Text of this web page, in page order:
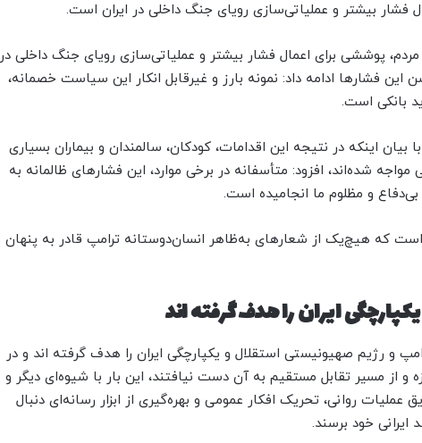
فشار بیشتر و عملیاتی‌سازی رویای جنگ داخلی در ایران است.
پوششی برای اعمال فشار بیشتر و عملیاتی‌سازی رویای جنگ داخلی در
فشارها ادامه داد: نمونه بارز و غیرقابل انکار این سیاست خصمانه،
بانکی است.
بیان اینکه در نتیجه این اقدامات، کودکان، سالمندان و بیماران بسیاری
مواجه شده‌اند، افزود: متأسفانه در برخی موارد، این فشارهای ظالمانه به
و مظلوم ما انجامیده است.
که هیچ‌یک از شعارهای به‌ظاهر انسان‌دوستانه ترامپ قادر به پنهان
ایران را هدف گرفته اند
و رژیم صهیونیستی استقلال و یکپارچگی ایران را هدف گرفته اند و در
هستند که آنچه را در جنگ ۱۲روزه و از مسیر تقابل مستقیم به آن دست نیافتند، این بار با شیوه‌ای دیگر و
عملیات روانی، تحریک افکار عمومی و بهره‌گیری از ابزار رسانه‌ای دنبال
خود برسند.